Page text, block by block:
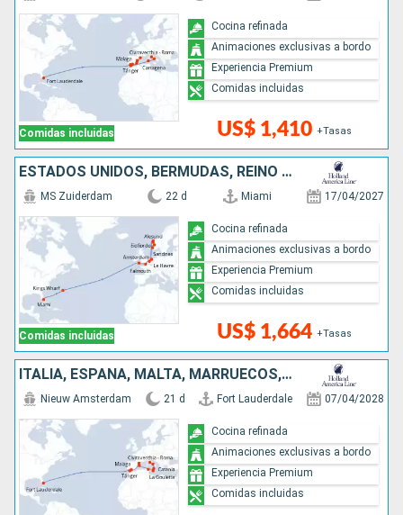
Comidas incluidas US$ 1,410 +Tasas
Cocina refinada
Animaciones exclusivas a bordo
Experiencia Premium
Comidas incluidas
ESTADOS UNIDOS, BERMUDAS, REINO UNIDO, FRANCIA, BÉLGICA, NORUEGA, PAISES BAJOS
Comidas incluidas
MS Zuiderdam 22 d Miami 17/04/2027
US$ 1,664 +Tasas
Cocina refinada
Animaciones exclusivas a bordo
Experiencia Premium
Comidas incluidas
ITALIA, ESPAÑA, MALTA, MARRUECOS, TÚNEZ, ESTADOS UNIDOS
Nieuw Amsterdam 21 d Fort Lauderdale 07/04/2028
Cocina refinada
Animaciones exclusivas a bordo
Experiencia Premium
Comidas incluidas